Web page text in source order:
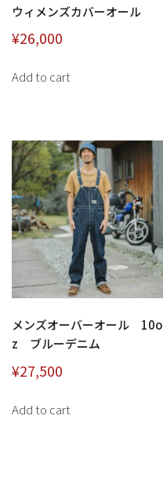
ウィメンズカバーオール
¥26,000
Add to cart
メンズオーバーオール 10o
z ブルーデニム
¥27,500
Add to cart